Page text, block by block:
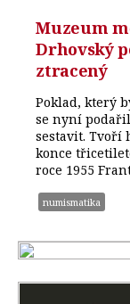
Muzeum
Drhovský
ztracený
Poklad, který
se nyní
sestavit. Tvoří
konce
roce 1955
numismatika